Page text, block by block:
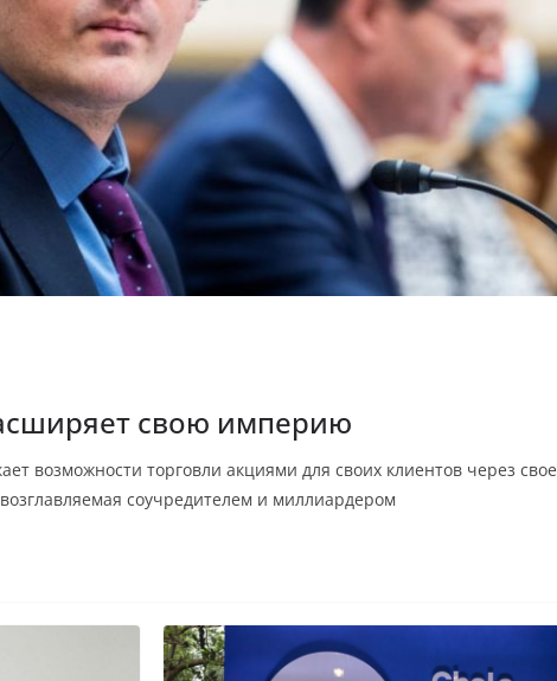
свою империю
возможности торговли акциями для своих клиентов через свое
соучредителем и миллиардером